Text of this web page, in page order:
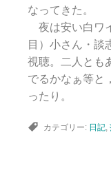
なってきた。
夜は安い白ワ
目）小さん・談
視聴。二人とも
でるかなぁ等と
ったり。
カテゴリー: 日記,